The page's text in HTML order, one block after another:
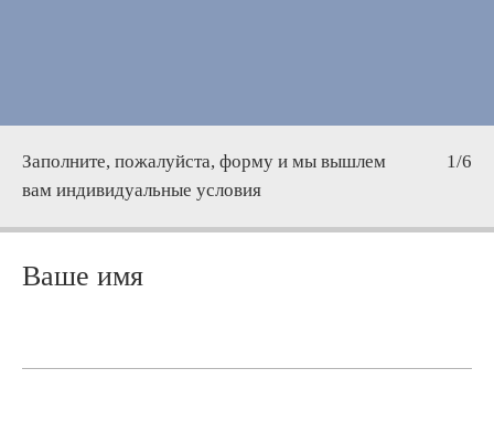
Заполните, пожалуйста, форму и мы вышлем
вам индивидуальные условия
1/6
Ваше имя